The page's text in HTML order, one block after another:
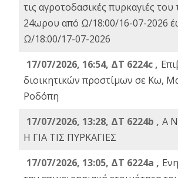
τις αγροτοδασικές πυρκαγιές του
24ωρου από Ω/18:00/16-07-2026
Ω/18:00/17-07-2026
17/07/2026, 16:54, ΔΤ 6224c ,
διοικητικών προστίμων σε Κω,
Ροδόπη
17/07/2026, 13:28, ΔΤ 6224b , Α
Η ΓΙΑ ΤΙΣ ΠΥΡΚΑΓΙΕΣ
17/07/2026, 13:05, ΔΤ 6224a ,